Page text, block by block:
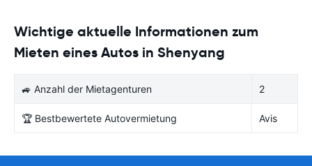
Wichtige aktuelle Informationen zum
Mieten eines Autos in Shenyang
🚙 Anzahl der Mietagenturen 2
🏆 Bestbewertete Autovermietung Avis